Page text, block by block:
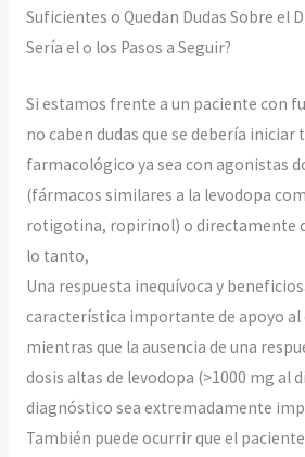
Suficientes o Quedan Dudas Sobre el
Sería el o los Pasos a Seguir?
Si estamos frente a un paciente con
no caben dudas que se debería
farmacológico ya sea con agonistas
(fármacos similares a la levodopa
rotigotina, ropirinol) o directamente
lo tanto,
Una respuesta inequívoca y
característica importante de apoyo
mientras que la ausencia de una
dosis altas de levodopa (>1000 mg al
diagnóstico sea extremadamente
También puede ocurrir que el